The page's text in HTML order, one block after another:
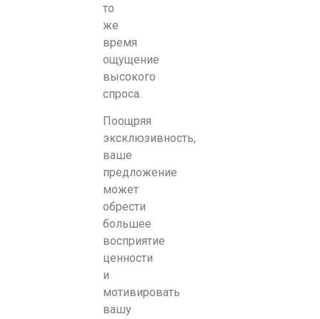
то
же
время
ощущение
высокого
спроса.
Поощряя
эксклюзивность,
ваше
предложение
может
обрести
большее
восприятие
ценности
и
мотивировать
вашу